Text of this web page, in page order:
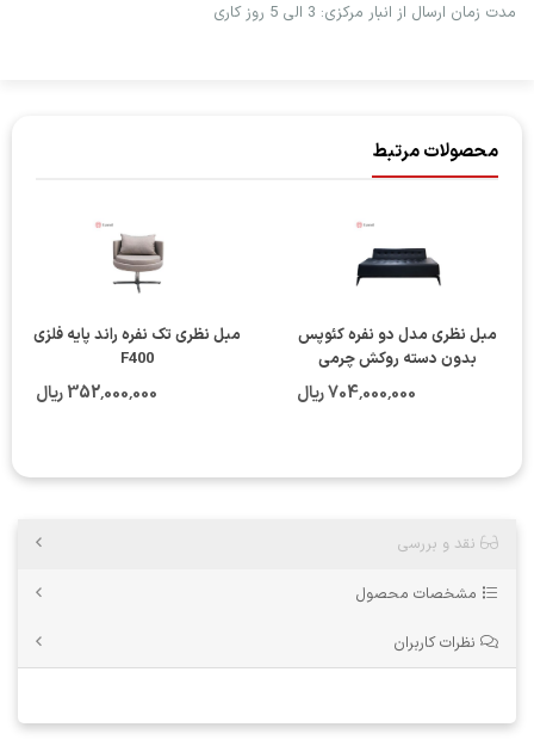
مدت زمان ارسال از انبار مرکزی: 3 الی 5 روز کاری
محصولات مرتبط
مبل نظری مدل دو نفره کئوپس
بدون دسته روکش چرمی
704٬000٬000 ریال
مبل نظری تک نفره راند پایه فلزی
F400
352٬000٬000 ریال
نقد و بررسی
مشخصات محصول
نظرات کاربران